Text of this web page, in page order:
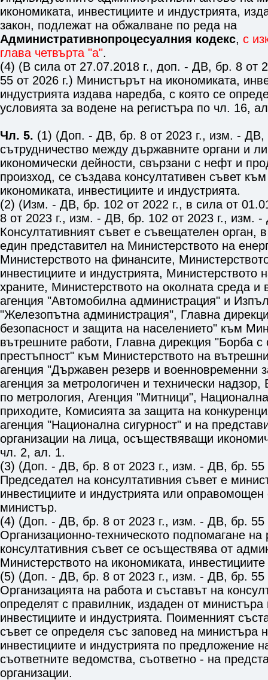
икономиката, инвестициите и индустрията,
закон, подлежат на обжалване по реда на
Административнопроцесуалния кодекс, с
глава четвърта "а".
(4) (В сила от 27.07.2018 г., доп. - ДВ, бр. 8 от
55 от 2026 г.) Министърът на икономиката,
индустрията издава наредба, с която се
условията за водене на регистъра по чл. 16,
Чл. 5. (1) (Доп. - ДВ, бр. 8 от 2023 г., изм. - ДВ,
сътрудничество между държавните органи и
икономически дейности, свързани с нефт и
произход, се създава консултативен съвет
икономиката, инвестициите и индустрията.
(2) (Изм. - ДВ, бр. 102 от 2022 г., в сила от
8 от 2023 г., изм. - ДВ, бр. 102 от 2023 г., изм.
Консултативният съвет е съвещателен орган,
един представител на Министерството на
Министерството на финансите,
инвестициите и индустрията, Министерството
храните, Министерството на околната среда и
агенция "Автомобилна администрация" и
"Железопътна администрация", Главна
безопасност и защита на населението" към
вътрешните работи, Главна дирекция "Борба с
престъпност" към Министерството на
агенция "Държавен резерв и военновременни
агенция за метрологичен и технически надзор,
по метрология, Агенция "Митници",
приходите, Комисията за защита на
агенция "Национална сигурност" и на
организации на лица, осъществяващи
чл. 2, ал. 1.
(3) (Доп. - ДВ, бр. 8 от 2023 г., изм. - ДВ, бр. 55
Председател на консултативния съвет е
инвестициите и индустрията или оправомощен
министър.
(4) (Доп. - ДВ, бр. 8 от 2023 г., изм. - ДВ, бр. 55
Организационно-техническото подпомагане на
консултативния съвет се осъществява от
Министерството на икономиката,
(5) (Доп. - ДВ, бр. 8 от 2023 г., изм. - ДВ, бр. 55
Организацията на работа и съставът на
определят с правилник, издаден от министъра
инвестициите и индустрията. Поименният
съвет се определя със заповед на министъра
инвестициите и индустрията по предложение
съответните ведомства, съответно - на
организации.